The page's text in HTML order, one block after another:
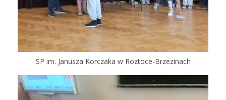
SP im. Janusza Korczaka w Roztoce-Brzezinach